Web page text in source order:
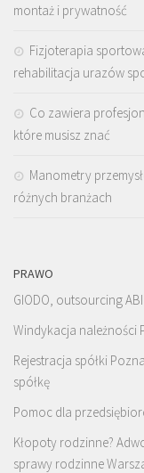
montaż i prywatność
Fizjoterapia
rehabilitacja urazów
Co zawiera
które musisz znać
Manometry
różnych branżach
PRAWO
GIODO, outsourcing
Windykacja należności
Rejestracja spółki
spółkę
Pomoc dla
Kłopoty rodzinne?
sprawy rodzinne